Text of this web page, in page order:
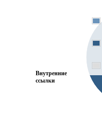
Внутренние
ссылки